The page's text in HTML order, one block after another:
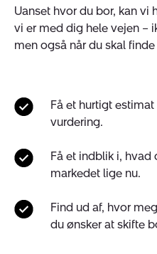
Uanset hvor du bor, kan
vi er med dig hele vejen –
men også når du skal
Få et hurtigt
vurdering.
Få et indblik i,
markedet lige nu.
Find ud af, hvor
du ønsker at skifte